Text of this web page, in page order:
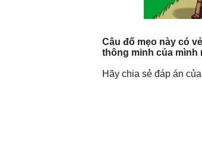
Câu đố mẹo này có
thông minh của mình
Hãy chia sẻ đáp án